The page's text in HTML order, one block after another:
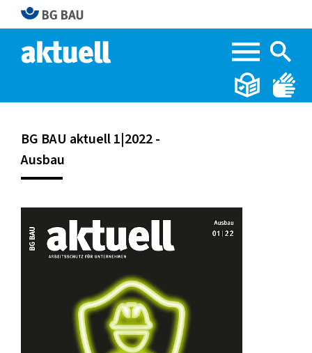
BG BAU aktuell 1|2022 -
Ausbau